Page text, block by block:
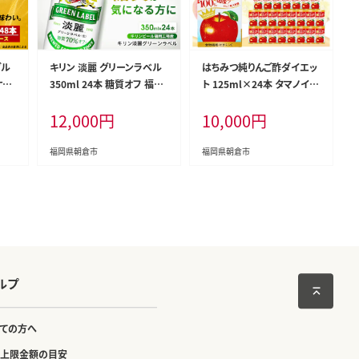
キリン 淡麗 グリーンラベル
350ml 24本 糖質オフ 福岡
ール 発泡酒 送料無料 ギフ
ト 内祝い ケース
12,000円
福岡県朝倉市
はちみつ純りんご酢ダイエッ
ト 125ml×24本 タマノイ酢
ンゴ 果汁 酢ドリンク 酢 ドリ
ンク 福岡 朝倉市
10,000円
福岡県朝倉市
プ
の方へ
限金額の目安